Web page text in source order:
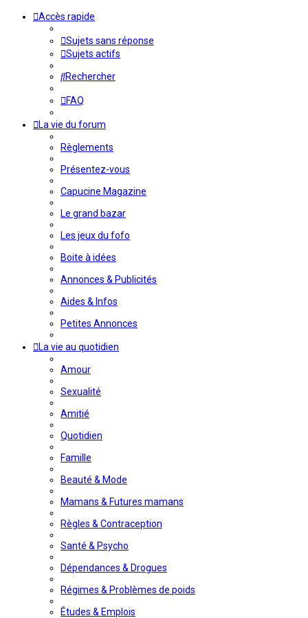
Accès rapide
Sujets sans réponse
Sujets actifs
Rechercher
FAQ
La vie du forum
Règlements
Présentez-vous
Capucine Magazine
Le grand bazar
Les jeux du fofo
Boite à idées
Annonces & Publicités
Aides & Infos
Petites Annonces
La vie au quotidien
Amour
Sexualité
Amitié
Quotidien
Famille
Beauté & Mode
Mamans & Futures mamans
Règles & Contraception
Santé & Psycho
Dépendances & Drogues
Régimes & Problèmes de poids
Études & Emplois